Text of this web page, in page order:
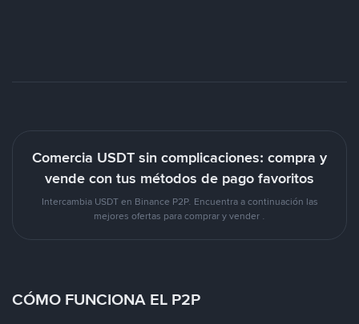
Comercia USDT sin complicaciones: compra y
vende con tus métodos de pago favoritos
Intercambia USDT en Binance P2P. Encuentra a continuación las
mejores ofertas para comprar y vender .
CÓMO FUNCIONA EL P2P